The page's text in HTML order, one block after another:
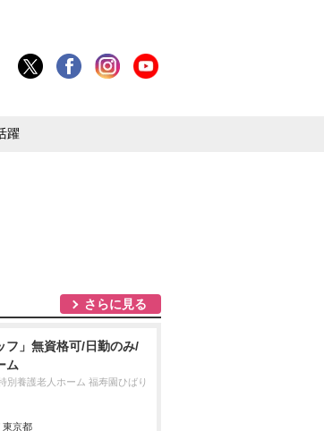
躍
さらに見る
フ」無資格可/日勤のみ/
ム
別養護老人ホーム 福寿園ひばり
東京都